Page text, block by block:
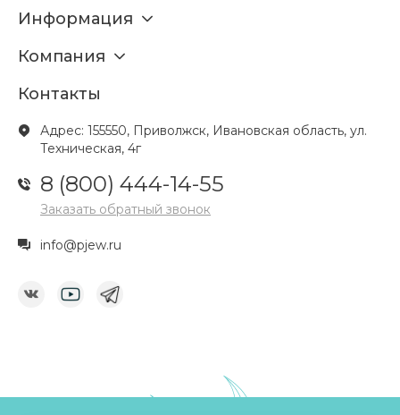
Информация
Компания
Контакты
Адрес: 155550, Приволжск, Ивановская область, ул.
Техническая, 4г
8 (800) 444-14-55
Заказать обратный звонок
info@pjew.ru